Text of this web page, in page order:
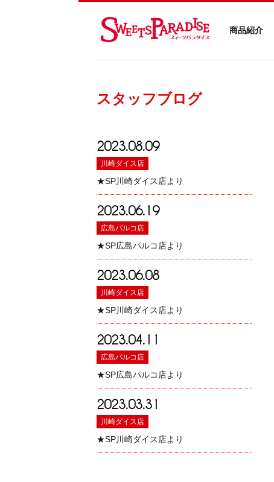
商品紹介
スタッフブログ
2023.08.09
川崎ダイス店
★SP川崎ダイス店より
2023.06.19
広島パルコ店
★SP広島パルコ店より
2023.06.08
川崎ダイス店
★SP川崎ダイス店より
2023.04.11
広島パルコ店
★SP広島パルコ店より
2023.03.31
川崎ダイス店
★SP川崎ダイス店より